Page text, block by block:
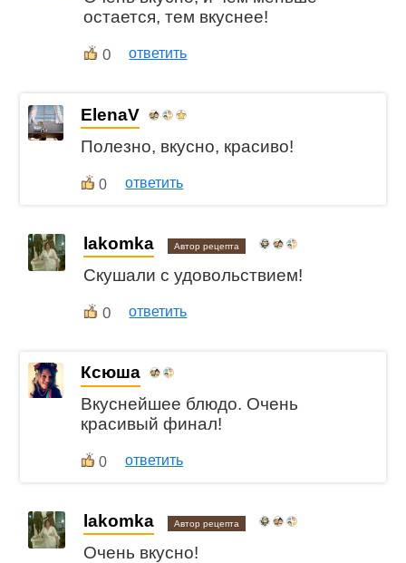
остается, тем вкуснее!
0 ответить
ElenaV
Полезно, вкусно, красиво!
0 ответить
lakomka Автор рецепта
Скушали с удовольствием!
0 ответить
Ксюша
Вкуснейшее блюдо. Очень
красивый финал!
0 ответить
lakomka Автор рецепта
Очень вкусно!